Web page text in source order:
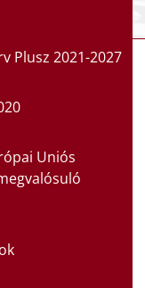
Plusz 2021-2027
Uniós